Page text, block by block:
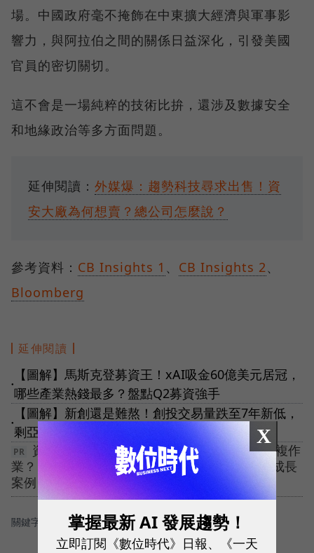
場。中國政府毫不掩飾在中東擴大經濟與軍事影
響力，與阿拉伯之間的關係日益深化，引發美國
官員的密切關切。
這不會是一場純粹的技術比拚，還涉及數據安全
和地緣政治等多方面問題。
延伸閱讀： 外媒爆：趨勢科技尋求出售！資
安大廠為何想賣？總公司怎麼說？
參考資料： CB Insights 1 CB Insights 2
Bloomberg
延伸閱讀
●
【圖解】馬斯克登募資王！xAI吸金60億美元居冠，
哪些產業熱錢最多？盤點Q2募資強手
●
【圖解】新創還是難熬！創投交易量跌至7年新低，
剩亞馬遜、迪士尼撐場
資料散落超難管理🤯 如何避免資料孤島與重複作
業？【免費下載白皮書】立即看中小企業 CRM 成長
案例
關鍵字： ＃募資 ＃創新創業 ＃AI
X
掌握最新 AI 發展趨勢！
立即訂閱《數位時代》日報、《一天